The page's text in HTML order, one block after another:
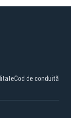
Cod de conduită